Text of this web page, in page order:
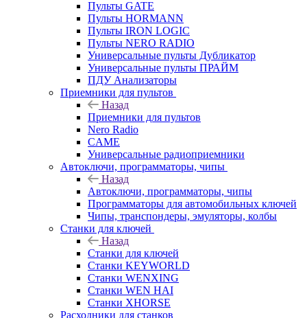
Пульты GATE
Пульты HORMANN
Пульты IRON LOGIC
Пульты NERO RADIO
Универсальные пульты Дубликатор
Универсальные пульты ПРАЙМ
ПДУ Анализаторы
Приемники для пультов
Назад
Приемники для пультов
Nero Radio
CAME
Универсальные радиоприемники
Автоключи, программаторы, чипы
Назад
Автоключи, программаторы, чипы
Программаторы для автомобильных ключей
Чипы, транспондеры, эмуляторы, колбы
Станки для ключей
Назад
Станки для ключей
Станки KEYWORLD
Станки WENXING
Станки WEN HAI
Станки XHORSE
Расходники для станков